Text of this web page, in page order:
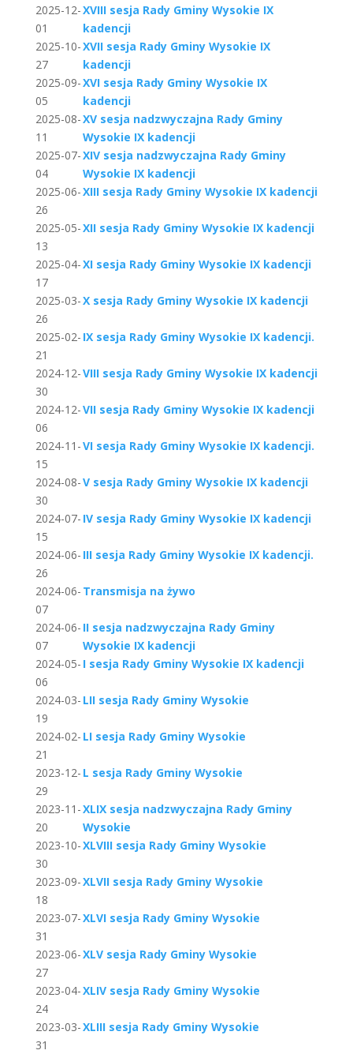
2025-12-
01
XVIII sesja Rady Gminy Wysokie IX
kadencji
2025-10-
27
XVII sesja Rady Gminy Wysokie IX
kadencji
2025-09-
05
XVI sesja Rady Gminy Wysokie IX
kadencji
2025-08-
11
XV sesja nadzwyczajna Rady Gminy
Wysokie IX kadencji
2025-07-
04
XIV sesja nadzwyczajna Rady Gminy
Wysokie IX kadencji
2025-06-
26
XIII sesja Rady Gminy Wysokie IX kadencji
2025-05-
13
XII sesja Rady Gminy Wysokie IX kadencji
2025-04-
17
XI sesja Rady Gminy Wysokie IX kadencji
2025-03-
26
X sesja Rady Gminy Wysokie IX kadencji
2025-02-
21
IX sesja Rady Gminy Wysokie IX kadencji.
2024-12-
30
VIII sesja Rady Gminy Wysokie IX kadencji
2024-12-
06
VII sesja Rady Gminy Wysokie IX kadencji
2024-11-
15
VI sesja Rady Gminy Wysokie IX kadencji.
2024-08-
30
V sesja Rady Gminy Wysokie IX kadencji
2024-07-
15
IV sesja Rady Gminy Wysokie IX kadencji
2024-06-
26
III sesja Rady Gminy Wysokie IX kadencji.
2024-06-
07
Transmisja na żywo
2024-06-
07
II sesja nadzwyczajna Rady Gminy
Wysokie IX kadencji
2024-05-
06
I sesja Rady Gminy Wysokie IX kadencji
2024-03-
19
LII sesja Rady Gminy Wysokie
2024-02-
21
LI sesja Rady Gminy Wysokie
2023-12-
29
L sesja Rady Gminy Wysokie
2023-11-
20
XLIX sesja nadzwyczajna Rady Gminy
Wysokie
2023-10-
30
XLVIII sesja Rady Gminy Wysokie
2023-09-
18
XLVII sesja Rady Gminy Wysokie
2023-07-
31
XLVI sesja Rady Gminy Wysokie
2023-06-
27
XLV sesja Rady Gminy Wysokie
2023-04-
24
XLIV sesja Rady Gminy Wysokie
2023-03-
31
XLIII sesja Rady Gminy Wysokie